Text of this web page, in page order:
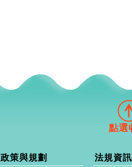
政策與規劃 法規資訊